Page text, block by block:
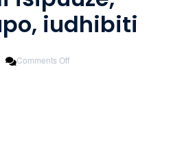
iudhibiti
Comments Off